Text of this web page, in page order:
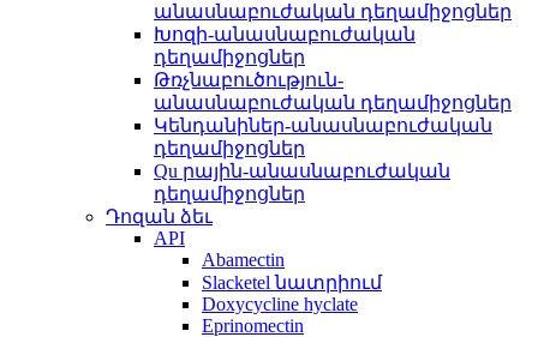
անասնաբուժական դեղամիջոցներ
Խոզի-անասնաբուժական
դեղամիջոցներ
Թռչնաբուծություն-
անասնաբուժական դեղամիջոցներ
Կենդանիներ-անասնաբուժական
դեղամիջոցներ
Qu րային-անասնաբուժական
դեղամիջոցներ
Դոզան ձեւ
API
Abamectin
Slacketel նատրիում
Doxycycline hyclate
Eprinomectin